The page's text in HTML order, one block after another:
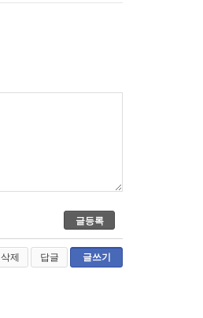
삭제 답글 글쓰기